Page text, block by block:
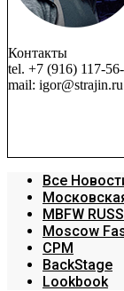
Контакты
tel. +7 (916) 117-
mail: igor@strajin.ru
Все
MBFW
Moscow
CPM
BackStage
Lookbook